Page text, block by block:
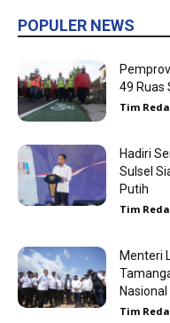
POPULER NEWS
49 Ruas
Tim
Hadiri
Sulsel
Putih
Tim
Menteri
Nasional
Tim